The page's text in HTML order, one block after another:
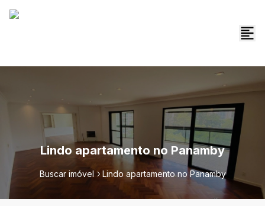
Lindo apartamento no Panamby
Buscar imóvel Lindo apartamento no Panamby